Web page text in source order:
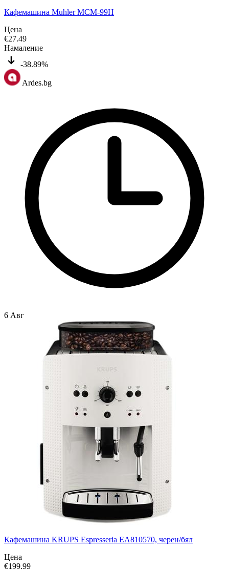
Кафемашина Muhler MCM-99H
Цена
€27.49
Намаление
-38.89%
Ardes.bg
6 Авг
Кафемашина KRUPS Espresseria EA810570, черен/бял
Цена
€199.99